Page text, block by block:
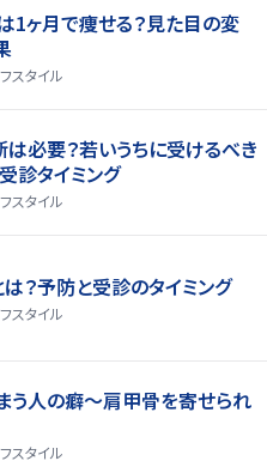
1ヶ月で痩せる？見た目の変
スタイル
必要？若いうちに受けるべき
診タイミング
スタイル
？予防と受診のタイミング
スタイル
う人の癖～肩甲骨を寄せられ
スタイル